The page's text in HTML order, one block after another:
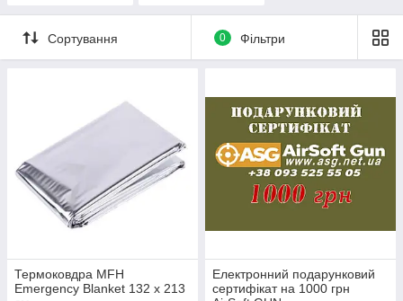
Сортування 0 Фільтри
Термоковдра MFH
Emergency Blanket 132 x 213
Електронний подарунковий
сертифікат на 1000 грн